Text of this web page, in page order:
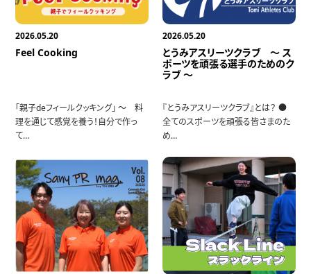
2026.05.20
Feel Cooking
「親子deフィールクッキング」 ～ 料
理を通じて感覚を養う！自分で作っ
て…
2026.05.20
とうみアスリーツクラブ ～ ス
ポーツを頑張る選手のためのク
ラブ ～
『とうみアスリーツクラブ』とは？ ●
全てのスポーツを頑張る皆さまのた
め…